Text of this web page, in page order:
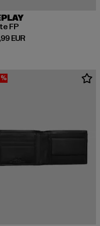
EUR
FP
EUR
hinta: 29,99 EUR